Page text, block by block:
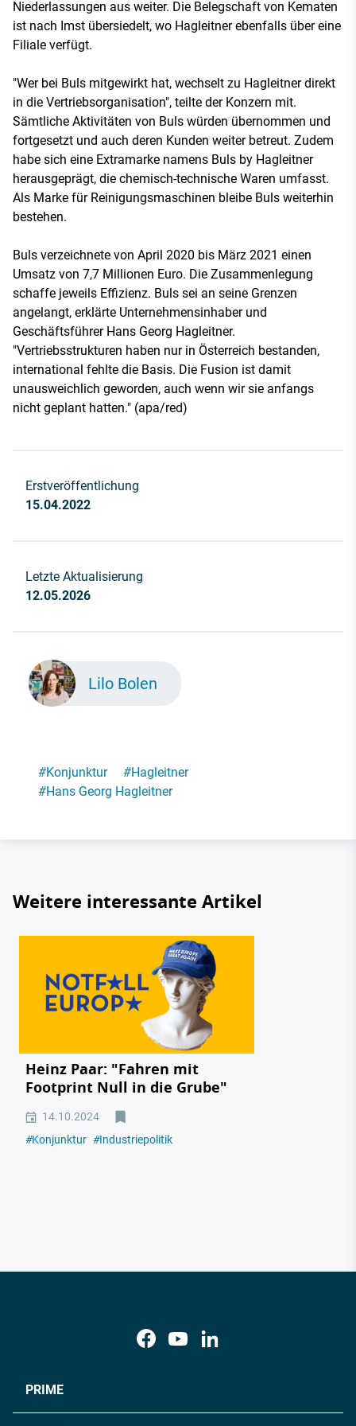
Niederlassungen aus weiter. Die Belegschaft von Kematen
ist nach Imst übersiedelt, wo Hagleitner ebenfalls über eine
Filiale verfügt.
"Wer bei Buls mitgewirkt hat, wechselt zu Hagleitner direkt
in die Vertriebsorganisation", teilte der Konzern mit.
Sämtliche Aktivitäten von Buls würden übernommen und
fortgesetzt und auch deren Kunden weiter betreut. Zudem
habe sich eine Extramarke namens Buls by Hagleitner
herausgeprägt, die chemisch-technische Waren umfasst.
Als Marke für Reinigungsmaschinen bleibe Buls weiterhin
bestehen.
Buls verzeichnete von April 2020 bis März 2021 einen
Umsatz von 7,7 Millionen Euro. Die Zusammenlegung
schaffe jeweils Effizienz. Buls sei an seine Grenzen
angelangt, erklärte Unternehmensinhaber und
Geschäftsführer Hans Georg Hagleitner.
"Vertriebsstrukturen haben nur in Österreich bestanden,
international fehlte die Basis. Die Fusion ist damit
unausweichlich geworden, auch wenn wir sie anfangs
nicht geplant hatten." (apa/red)
Erstveröffentlichung
15.04.2022
Letzte Aktualisierung
12.05.2026
Lilo Bolen
#Konjunktur #Hagleitner
#Hans Georg Hagleitner
Weitere interessante Artikel
Heinz Paar: "Fahren mit
Footprint Null in die Grube"
14.10.2024
#Konjunktur #Industriepolitik
PRIME